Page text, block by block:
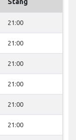
21:00
21:00
21:00
21:00
21:00
21:00